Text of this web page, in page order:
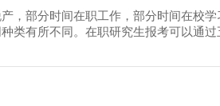
，部分时间在职工作，部分时间在校
类有所不同。在职研究生报考可以通